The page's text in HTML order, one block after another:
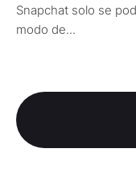
Snapchat solo se
modo de...